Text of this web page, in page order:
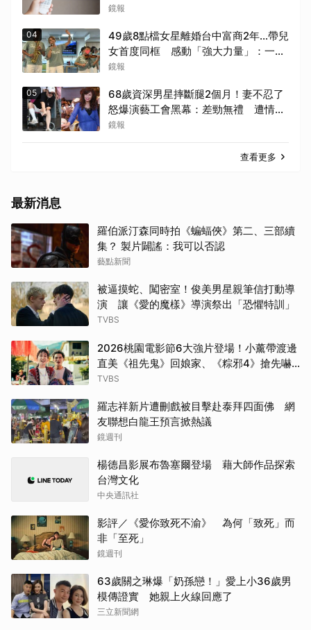
是「它」
鏡報
04
49歲8點檔女星離婚台中富商2年...帶兒
女首度同框 感動「強大力量」：一起
種下善的種子
鏡報
05
68歲資深男星摔斷腿2個月！妻不忍了
怒爆演藝工會黑幕：差勁無禮 遭情勒
8年、收二手探病禮
鏡報
查看更多
最新消息
羅伯派汀森同時拍《蝙蝠俠》第二、三部續
集？ 製片闢謠：我可以否認
藝點新聞
被逼摸蛇、闖密室！俊美男星親筆信打動導
演 讓《愛的魔樣》導演祭出「恐懼特訓」
TVBS
2026桃園電影節6大強片登場！小薰帶渡邊
直美《祖先鬼》回娘家、《粽邪4》搶先嚇
桃園
TVBS
羅志祥新片遭刪戲被目擊赴泰拜四面佛 網
友聯想白龍王預言掀熱議
鏡週刊
楊德昌影展布魯塞爾登場 藉大師作品探索
台灣文化
中央通訊社
影評／《愛你致死不渝》 為何「致死」而
非「至死」
鏡週刊
63歲關之琳爆「奶孫戀！」愛上小36歲男
模傳證實 她親上火線回應了
三立新聞網